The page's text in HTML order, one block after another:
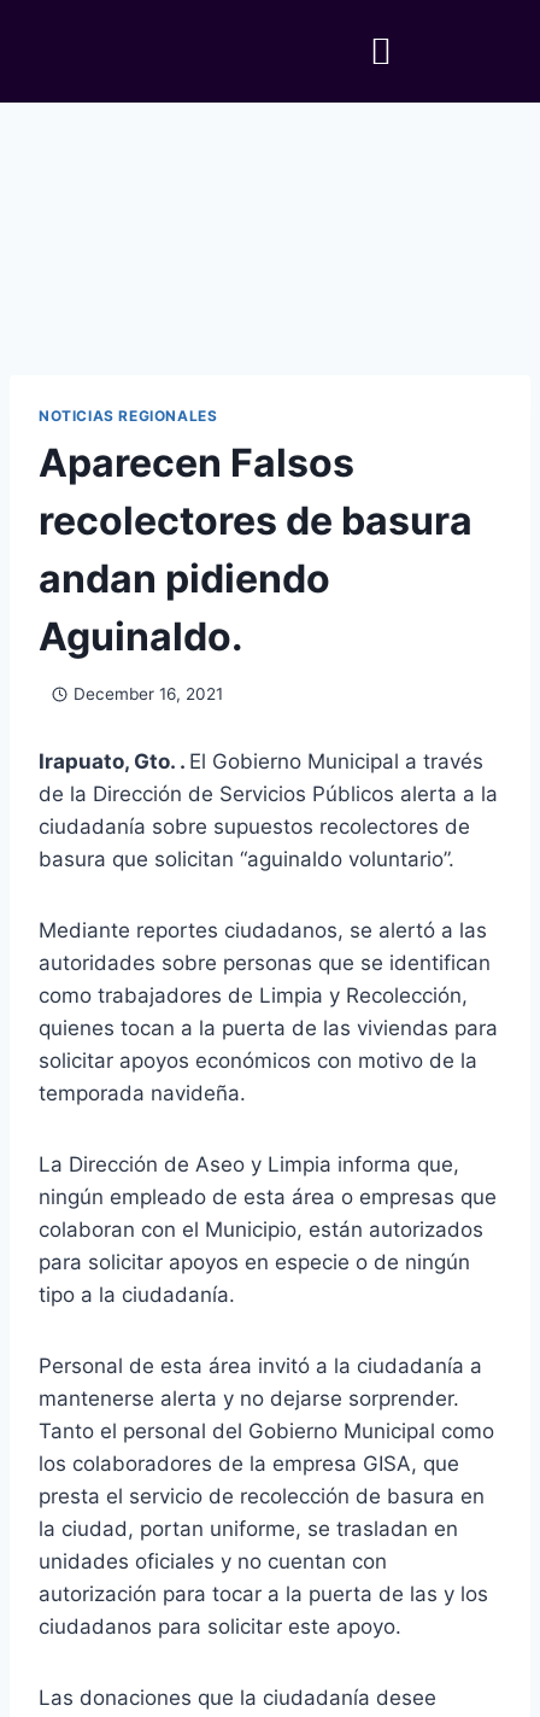
NOTICIAS REGIONALES
Aparecen Falsos
recolectores de basura
andan pidiendo
Aguinaldo.
December 16, 2021
Irapuato, Gto. . El Gobierno Municipal a través
de la Dirección de Servicios Públicos alerta a la
ciudadanía sobre supuestos recolectores de
basura que solicitan “aguinaldo voluntario”.
Mediante reportes ciudadanos, se alertó a las
autoridades sobre personas que se identifican
como trabajadores de Limpia y Recolección,
quienes tocan a la puerta de las viviendas para
solicitar apoyos económicos con motivo de la
temporada navideña.
La Dirección de Aseo y Limpia informa que,
ningún empleado de esta área o empresas que
colaboran con el Municipio, están autorizados
para solicitar apoyos en especie o de ningún
tipo a la ciudadanía.
Personal de esta área invitó a la ciudadanía a
mantenerse alerta y no dejarse sorprender.
Tanto el personal del Gobierno Municipal como
los colaboradores de la empresa GISA, que
presta el servicio de recolección de basura en
la ciudad, portan uniforme, se trasladan en
unidades oficiales y no cuentan con
autorización para tocar a la puerta de las y los
ciudadanos para solicitar este apoyo.
Las donaciones que la ciudadanía desee